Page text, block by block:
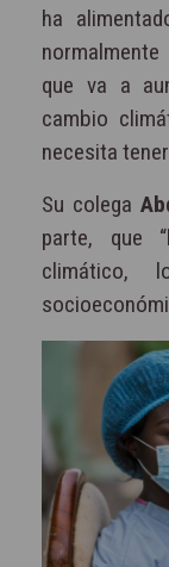
ha
que va a
cambio
necesita
Su colega
parte, que
climático,